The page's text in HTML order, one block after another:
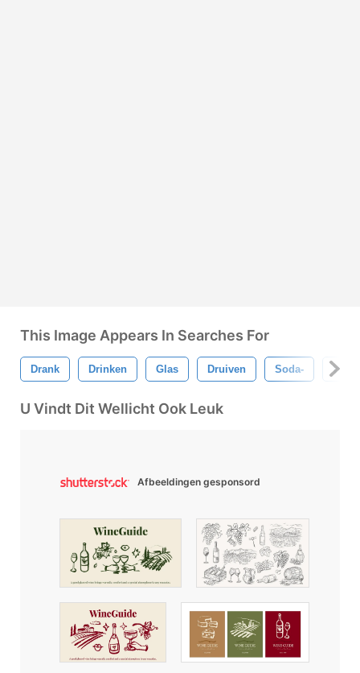
This Image Appears In Searches For
Drank Drinken Glas Druiven Soda- Wijn
U Vindt Dit Wellicht Ook Leuk
Afbeeldingen gesponsord